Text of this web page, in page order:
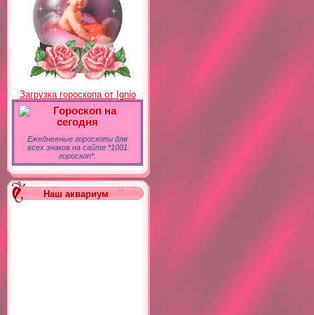
Загрузка гороскопа от Ignio
Гороскоп на
сегодня
Ежедневные гороскопы для
всех знаков на сайте *1001
гороскоп*.
Наш аквариум